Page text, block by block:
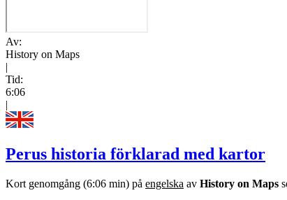
Av:
History on Maps
|
Tid:
6:06
|
Perus historia förklarad med kartor
Kort genomgång (6:06 min) på engelska av History on Maps